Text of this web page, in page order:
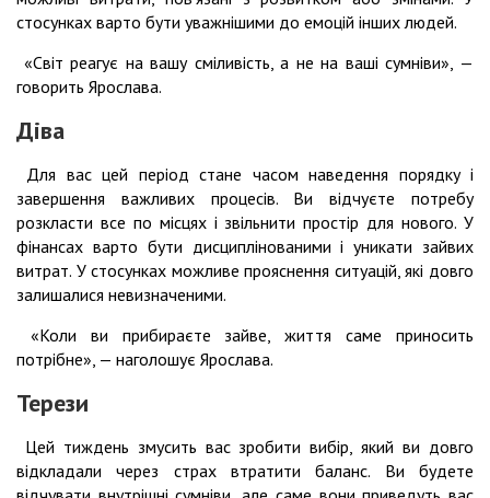
стосунках варто бути уважнішими до емоцій інших людей.
«Світ реагує на вашу сміливість, а не на ваші сумніви», —
говорить Ярослава.
Діва
Для вас цей період стане часом наведення порядку і
завершення важливих процесів. Ви відчуєте потребу
розкласти все по місцях і звільнити простір для нового. У
фінансах варто бути дисциплінованими і уникати зайвих
витрат. У стосунках можливе прояснення ситуацій, які довго
залишалися невизначеними.
«Коли ви прибираєте зайве, життя саме приносить
потрібне», — наголошує Ярослава.
Терези
Цей тиждень змусить вас зробити вибір, який ви довго
відкладали через страх втратити баланс. Ви будете